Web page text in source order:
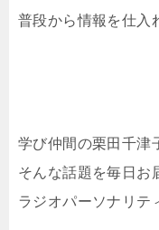
普段から情報を仕入
学び仲間の栗田千津
そんな話題を毎日お
ラジオパーソナリテ